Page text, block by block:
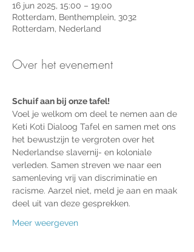
16 jun 2025, 15:00 – 19:00
Rotterdam, Benthemplein, 3032
Rotterdam, Nederland
Over het evenement
Schuif aan bij onze tafel!
Voel je welkom om deel te nemen aan de
Keti Koti Dialoog Tafel en samen met ons
het bewustzijn te vergroten over het
Nederlandse slavernij- en koloniale
verleden. Samen streven we naar een
samenleving vrij van discriminatie en
racisme. Aarzel niet, meld je aan en maak
deel uit van deze gesprekken.
Meer weergeven